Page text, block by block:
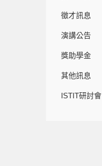
徵才訊息
演講公告
獎助學金
其他訊息
ISTIT研討會